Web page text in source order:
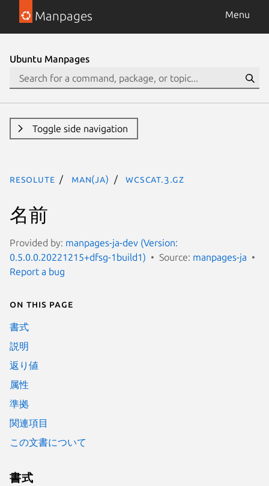
Manpages Menu
Ubuntu Manpages
Toggle side navigation
resolute man(ja) wcscat.3.gz
名前
Provided by: manpages-ja-dev (Version:
0.5.0.0.20221215+dfsg-1build1)
Source: manpages-ja
Report a bug
On this page
書式
説明
返り値
属性
準拠
関連項目
この文書について
書式